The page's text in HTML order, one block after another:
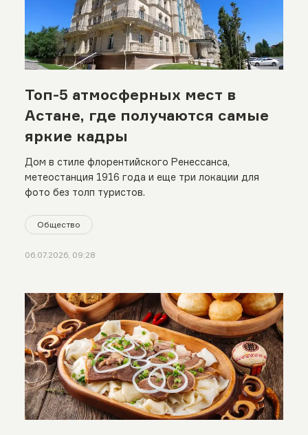
Топ-5 атмосферных мест в
Астане, где получаются самые
яркие кадры
Дом в стиле флорентийского Ренессанса,
метеостанция 1916 года и еще три локации для
фото без толп туристов.
Общество
06.07.2026, 09:28